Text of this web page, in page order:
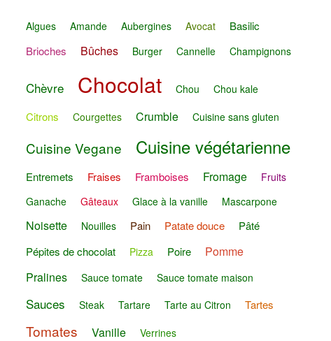
Algues Amande Aubergines Avocat
Basilic
Brioches
Bûches Burger Cannelle Champignons
Chèvre Chocolat Chou Chou kale
Citrons Courgettes Crumble Cuisine sans gluten
Cuisine Vegane Cuisine végétarienne
Entremets Fraises Framboises Fromage
Fruits
Ganache
Gâteaux Glace à la vanille Mascarpone
Noisette Nouilles Pain Patate douce
Pâté
Pépites de chocolat
Pizza Poire
Pomme
Pralines
Sauce tomate Sauce tomate maison
Sauces Steak Tartare Tarte au Citron Tartes
Tomates Vanille Verrines